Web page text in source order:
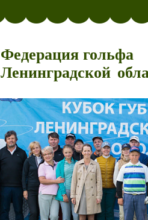
Федерация гольфа
Ленинградской